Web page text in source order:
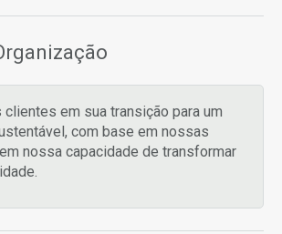
em sua transição para um
com base em nossas
nossa capacidade de transformar